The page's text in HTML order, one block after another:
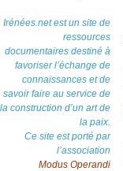
Irénées.net est un site de
ressources
documentaires destiné à
favoriser l’échange de
connaissances et de
savoir faire au service de
la construction d’un art de
la paix.
Ce site est porté par
l’association
Modus Operandi